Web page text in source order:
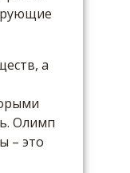
а
Олимп
– это